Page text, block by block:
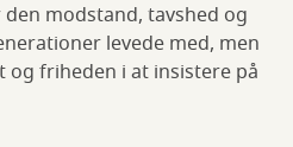
modstand, tavshed og
levede med, men
friheden i at insistere på